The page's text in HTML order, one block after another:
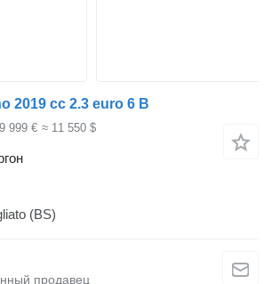
2019 cc 2.3 euro 6 B
9 999 € ≈ 11 550 $
(BS)